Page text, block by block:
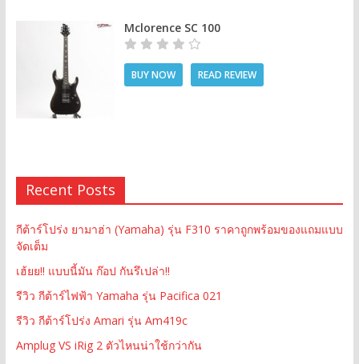
Mclorence SC 100
BUY NOW READ REVIEW
Recent Posts
กีต้าร์โปร่ง ยามาฮ่า (Yamaha) รุ่น F310 ราคาถูกพร้อมของแถมแบบ
จัดเต็ม
เฮ้ยย!! แบบนี้มัน ก๊อป กันรึเปล่า!!
รีวิว กีต้าร์ไฟฟ้า Yamaha รุ่น Pacifica 021
รีวิว กีต้าร์โปร่ง Amari รุ่น Am419c
Amplug VS iRig 2 ตัวไหนน่าใช้กว่ากัน